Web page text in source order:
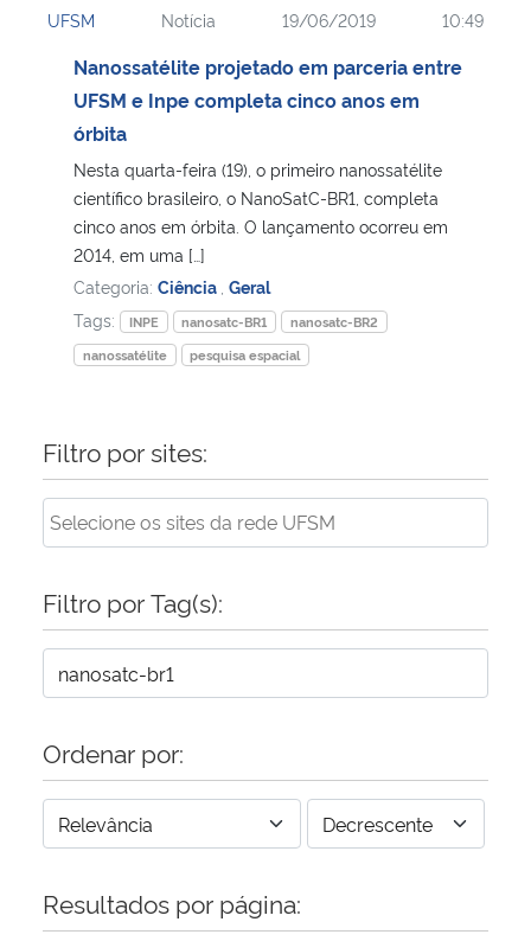
Ministério da Cidadania
Ministério de Minas e Energia
Ministério da Ciência, Tecnologia, Inovações e Comunicações
Ministério do Turismo
Controladoria-Geral da União
Ministério da Mulher, da Família e dos Direitos Humanos
Secretaria de Governo
Advocacia-Geral da União
Banco Central do Brasil
Planalto
UFSM Notícia 19/06/2019 10:49
Nanossatélite projetado em parceria entre
UFSM e Inpe completa cinco anos em
órbita
Nesta quarta-feira (19), o primeiro nanossatélite
científico brasileiro, o NanoSatC-BR1, completa
cinco anos em órbita. O lançamento ocorreu em
2014, em uma […]
Categoria: Ciência Geral
Tags:
INPE nanosatc-BR1
nanosatc-BR2
nanossatélite
pesquisa espacial
Filtro por sites:
Filtro por Tag(s):
Ordenar por:
Resultados por página: